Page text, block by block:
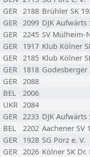
GER 2188 Brühler SK
GER 2099 DJK Aufwärts
GER 2245 SV Mülheim-
GER 1917 Klub Kölner
GER 2185 Klub Kölner
GER 1818 Godesberger
GER 2088
BEL 2006
UKR 2084
GER 2233 DJK Aufwärts
BEL 2202 Aachener SV
GER 1928 SG Porz e. V.
GER 2026 Kölner SK Dr.